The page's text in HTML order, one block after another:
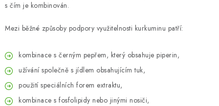
s čím je kombinován.
Mezi běžné způsoby podpory využitelnosti kurkuminu patří:
kombinace s černým pepřem, který obsahuje piperin,
užívání společně s jídlem obsahujícím tuk,
použití speciálních forem extraktu,
kombinace s fosfolipidy nebo jinými nosiči,